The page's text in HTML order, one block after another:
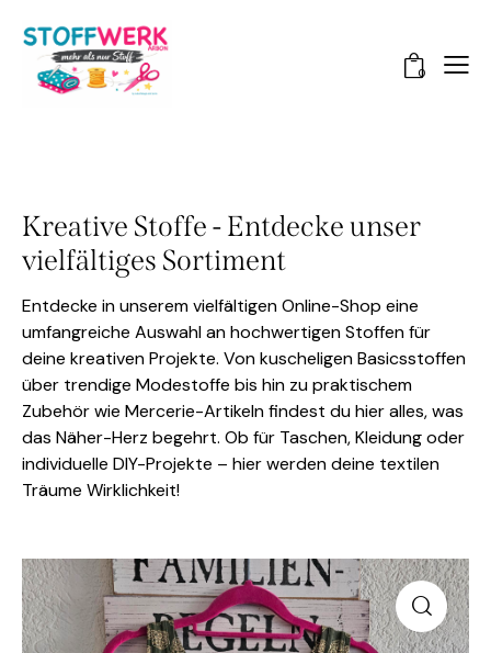
0
Kreative Stoffe - Entdecke unser
vielfältiges Sortiment
Entdecke in unserem vielfältigen Online-Shop eine
umfangreiche Auswahl an hochwertigen Stoffen für
deine kreativen Projekte. Von kuscheligen Basicsstoffen
über trendige Modestoffe bis hin zu praktischem
Zubehör wie Mercerie-Artikeln findest du hier alles, was
das Näher-Herz begehrt. Ob für Taschen, Kleidung oder
individuelle DIY-Projekte – hier werden deine textilen
Träume Wirklichkeit!